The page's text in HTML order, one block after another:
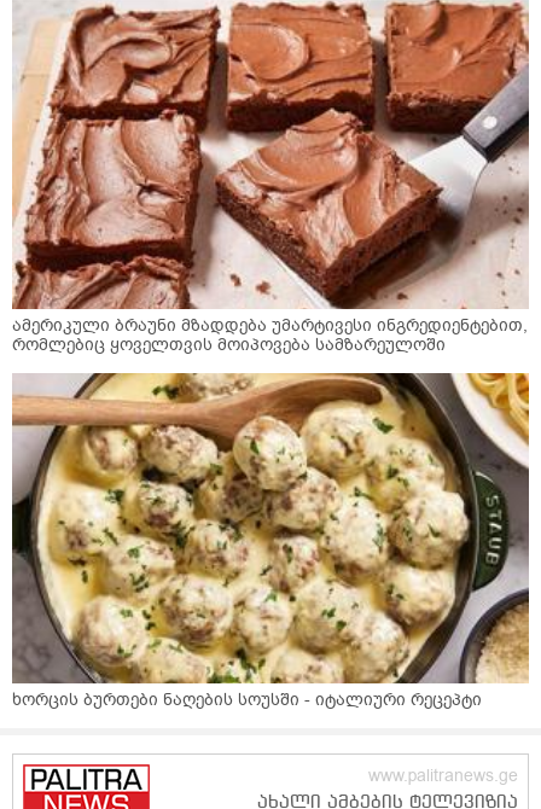
ამერიკული ბრაუნი მზადდება უმარტივესი ინგრედიენტებით,
რომლებიც ყოველთვის მოიპოვება სამზარეულოში
ხორცის ბურთები ნაღების სოუსში - იტალიური რეცეპტი